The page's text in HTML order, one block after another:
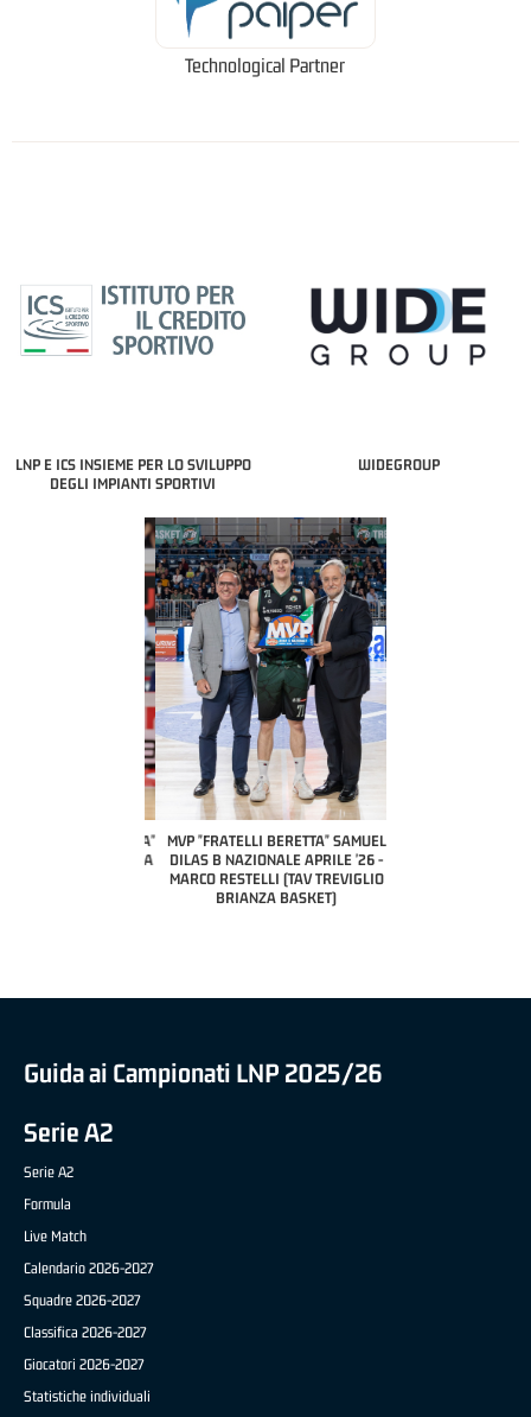
Technological Partner
LNP E ICS INSIEME PER LO SVILUPPO
DEGLI IMPIANTI SPORTIVI
WIDEGROUP
MVP "FRATELLI BERETTA" SAMUEL
DILAS B NAZIONALE APRILE '26 -
MARCO RESTELLI (TAV TREVIGLIO
BRIANZA BASKET)
Guida ai Campionati LNP 2025/26
Serie A2
Serie A2
Formula
Live Match
Calendario 2026-2027
Squadre 2026-2027
Classifica 2026-2027
Giocatori 2026-2027
Statistiche individuali